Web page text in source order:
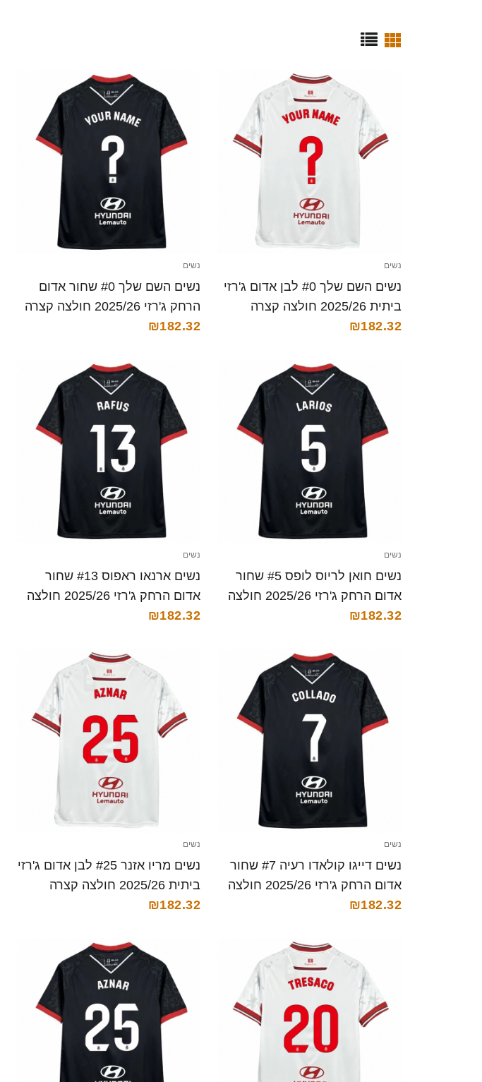
נשים
נשים השם שלך #0 לבן אדום ג'רזי
ביתית 2025/26 חולצה קצרה
₪182.32
נשים
נשים השם שלך #0 שחור אדום
הרחק ג'רזי 2025/26 חולצה קצרה
₪182.32
נשים
נשים חואן לריוס לופס #5 שחור
אדום הרחק ג'רזי 2025/26 חולצה
קצרה
₪182.32
נשים
נשים ארנאו ראפוס #13 שחור
אדום הרחק ג'רזי 2025/26 חולצה
קצרה
₪182.32
נשים
נשים דייגו קולאדו רעיה #7 שחור
אדום הרחק ג'רזי 2025/26 חולצה
קצרה
₪182.32
נשים
נשים מריו אזנר #25 לבן אדום ג'רזי
ביתית 2025/26 חולצה קצרה
₪182.32